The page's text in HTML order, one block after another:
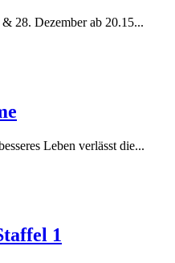
28. Dezember ab 20.15...
Leben verlässt die...
1